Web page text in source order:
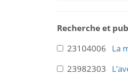
Recherche et
23104006 La
23982303